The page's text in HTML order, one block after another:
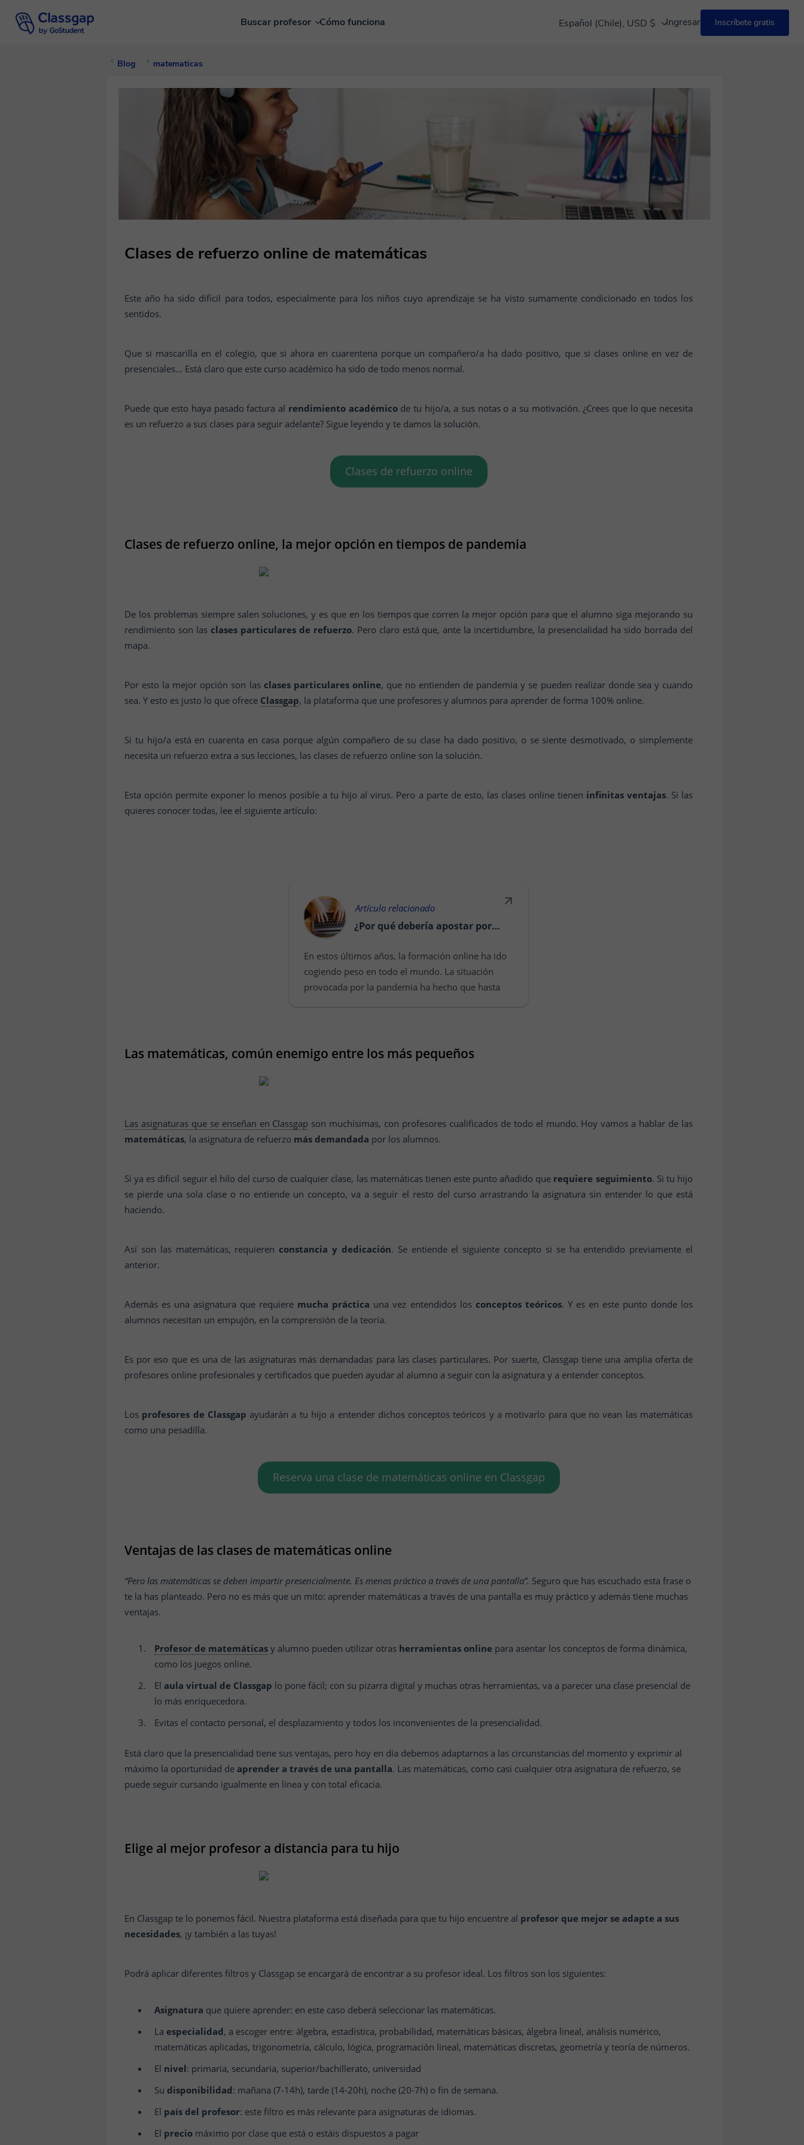
Buscar profesor Cómo funciona Español (Chile), USD $ Ingresar Inscríbete gratis
Blog matematicas
Clases de refuerzo online de matemáticas
Este año ha sido difícil para todos, especialmente para los niños cuyo aprendizaje se ha visto sumamente condicionado en todos los
sentidos.
Que si mascarilla en el colegio, que si ahora en cuarentena porque un compañero/a ha dado positivo, que si clases online en vez de
presenciales… Está claro que este curso académico ha sido de todo menos normal.
Puede que esto haya pasado factura al rendimiento académicode tu hijo/a, a sus notas o a su motivación. ¿Crees que lo que necesita
es un refuerzo a sus clases para seguir adelante? Sigue leyendo y te damos la solución.
Clases de refuerzo online
Clases de refuerzo online, la mejor opción en tiempos de pandemia
De los problemas siempre salen soluciones, y es que en los tiempos que corren la mejor opción para que el alumno siga mejorando su
rendimiento son las clases particulares de refuerzo. Pero claro está que, ante la incertidumbre, la presencialidad ha sido borrada del
mapa.
Por esto la mejor opción son las clases particulares online, que no entienden de pandemia y se pueden realizar donde sea y cuando
sea. Y esto es justo lo que ofrece Classgap, la plataforma que une profesores y alumnos para aprender de forma 100% online.
Si tu hijo/a está en cuarenta en casa porque algún compañero de su clase ha dado positivo, o se siente desmotivado, o simplemente
necesita un refuerzo extra a sus lecciones, las clases de refuerzo online son la solución.
Esta opción permite exponer lo menos posible a tu hijo al virus. Pero a parte de esto, las clases online tienen infinitas ventajas. Si las
quieres conocer todas, lee el siguiente artículo:
Artículo relacionado
¿Por qué debería apostar por las clases de refuerzo online?
En estos últimos años, la formación online ha ido
cogiendo peso en todo el mundo. La situación
provocada por la pandemia ha hecho que hasta
Las matemáticas, común enemigo entre los más pequeños
Las asignaturas que se enseñan en Classgap son muchísimas, con profesores cualificados de todo el mundo. Hoy vamos a hablar de las
matemáticas, la asignatura de refuerzo más demandada por los alumnos.
Si ya es difícil seguir el hilo del curso de cualquier clase, las matemáticas tienen este punto añadido que requiere seguimiento. Si tu hijo
se pierde una sola clase o no entiende un concepto, va a seguir el resto del curso arrastrando la asignatura sin entender lo que está
haciendo.
Así son las matemáticas, requieren constancia y dedicación. Se entiende el siguiente concepto si se ha entendido previamente el
anterior.
Además es una asignatura que requiere mucha práctica una vez entendidos los conceptos teóricos. Y es en este punto donde los
alumnos necesitan un empujón, en la comprensión de la teoría.
Es por eso que es una de las asignaturas más demandadas para las clases particulares. Por suerte, Classgap tiene una amplia oferta de
profesores online profesionales y certificados que pueden ayudar al alumno a seguir con la asignatura y a entender conceptos.
Los profesores de Classgap ayudarán a tu hijo a entender dichos conceptos teóricos y a motivarlo para que no vean las matemáticas
como una pesadilla.
Reserva una clase de matemáticas online en Classgap
Ventajas de las clases de matemáticas online
“Pero las matemáticas se deben impartir presencialmente. Es menos práctico a través de una pantalla”. Seguro que has escuchado esta frase o
te la has planteado. Pero no es más que un mito: aprender matemáticas a través de una pantalla es muy práctico y además tiene muchas
ventajas.
Profesor de matemáticas y alumno pueden utilizar otras herramientas online para asentar los conceptos de forma dinámica,
como los juegos online.
El aula virtual de Classgap lo pone fácil; con su pizarra digital y muchas otras herramientas, va a parecer una clase presencial de
lo más enriquecedora.
Evitas el contacto personal, el desplazamiento y todos los inconvenientes de la presencialidad.
Está claro que la presencialidad tiene sus ventajas, pero hoy en día debemos adaptarnos a las circunstancias del momento y exprimir al
máximo la oportunidad de aprender a través de una pantalla. Las matemáticas, como casi cualquier otra asignatura de refuerzo, se
puede seguir cursando igualmente en línea y con total eficacia.
Elige al mejor profesor a distancia para tu hijo
En Classgap te lo ponemos fácil. Nuestra plataforma está diseñada para que tu hijo encuentre al profesor que mejor se adapte a sus
necesidades, ¡y también a las tuyas!
Podrá aplicar diferentes filtros y Classgap se encargará de encontrar a su profesor ideal. Los filtros son los siguientes:
Asignatura que quiere aprender: en este caso deberá seleccionar las matemáticas.
La especialidad, a escoger entre: álgebra, estadística, probabilidad, matemáticas básicas, álgebra lineal, análisis numérico,
matemáticas aplicadas, trigonometría, cálculo, lógica, programación lineal, matemáticas discretas, geometría y teoría de números.
El nivel: primaria, secundaria, superior/bachillerato, universidad
Su disponibilidad: mañana (7-14h), tarde (14-20h), noche (20-7h) o fin de semana.
El país del profesor: este filtro es más relevante para asignaturas de idiomas.
El precio máximo por clase que está o estáis dispuestos a pagar